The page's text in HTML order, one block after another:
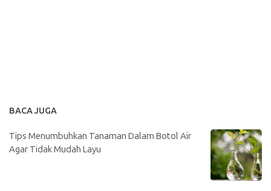
BACA JUGA
Tips Menumbuhkan Tanaman Dalam Botol Air
Agar Tidak Mudah Layu